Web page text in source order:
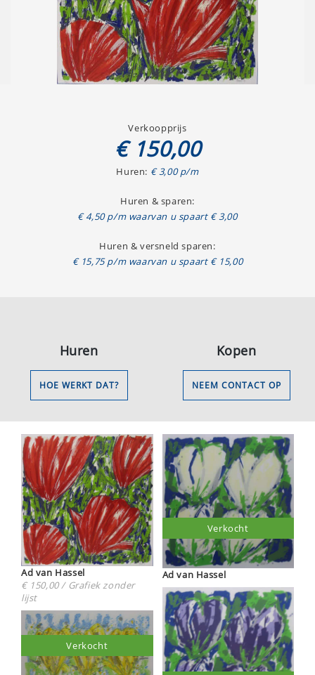
Verkoopprijs
€ 150,00
Huren: € 3,00 p/m
Huren & sparen:
€ 4,50 p/m waarvan u spaart € 3,00
Huren & versneld sparen:
€ 15,75 p/m waarvan u spaart € 15,00
Huren
HOE WERKT DAT?
Kopen
NEEM CONTACT OP
Ad van Hassel
€ 150,00 / Grafiek zonder
lijst
Verkocht
Ad van Hassel
Verkocht